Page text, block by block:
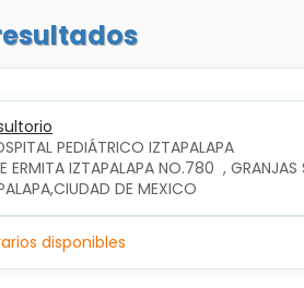
PEDIÁTRICO IZTAPALAPA
ERMITA IZTAPALAPA NO.780  ,
DE MEXICO
disponibles